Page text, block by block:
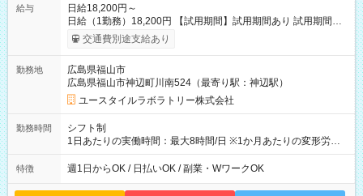
給与
日給18,200円～
日給（1勤務）18,200円 【試用期間】試用期間あり 試用期間の
長さ：3ヶ月 雇用形態、給与は本採用時と同じです。
交通費別途支給あり
勤務地
広島県福山市
広島県福山市神辺町川南524（最寄り駅：神辺駅）
ユースタイルラボラトリー株式会社
勤務時間
シフト制
1日あたりの実働時間：最大8時間/日 ※1か月あたりの変形労働
制（週平均40時間以内） 夜勤：17:00-翌09:00（休憩2時間）
特徴 週1日からOK / 日払いOK / 副業・WワークOK